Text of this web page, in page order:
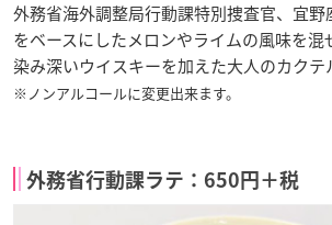
外務省海外調整局行動課特別捜査官、宜
をベースにしたメロンやライムの風味を混
染み深いウイスキーを加えた大人のカクテ
※ノンアルコールに変更出来ます。
外務省行動課ラテ：650円＋税